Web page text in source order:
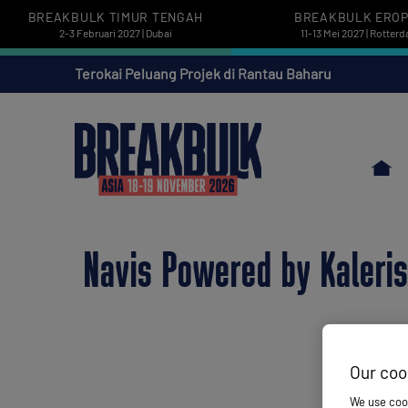
BREAKBULK TIMUR TENGAH
2-3 Februari 2027 | Dubai
BREAKBULK
11-13 Mei 2027 |
Terokai Peluang Projek di Rantau Baharu
Navis Powered by
Our
We use